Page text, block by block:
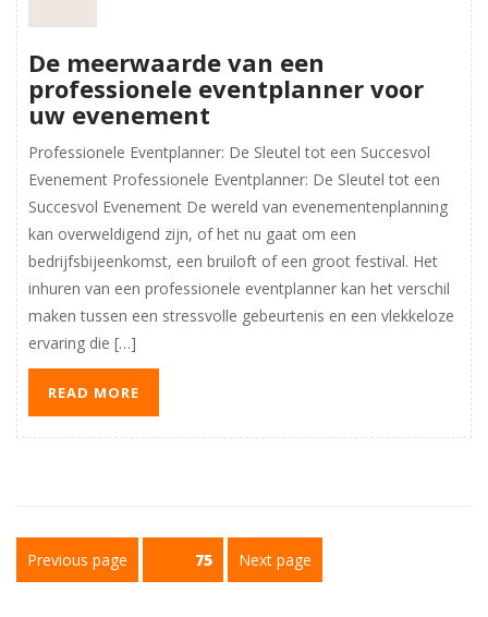
De meerwaarde van een
professionele eventplanner voor
uw evenement
Professionele Eventplanner: De Sleutel tot een Succesvol
Evenement Professionele Eventplanner: De Sleutel tot een
Succesvol Evenement De wereld van evenementenplanning
kan overweldigend zijn, of het nu gaat om een
bedrijfsbijeenkomst, een bruiloft of een groot festival. Het
inhuren van een professionele eventplanner kan het verschil
maken tussen een stressvolle gebeurtenis en een vlekkeloze
ervaring die […]
READ MORE
Berichtnavigatie
Previous page 75 Next page